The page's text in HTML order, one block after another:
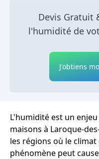
Devis Gratuit
l'humidité de
J'obtiens
L'humidité est un
maisons à Laroque-
les régions où le
phénomène peut